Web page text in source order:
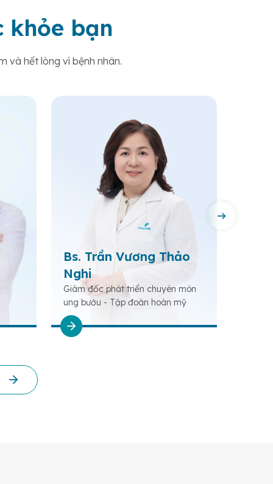
khỏe bạn
và hết lòng vì bệnh nhân.
Bs. Trần Vương Thảo
Nghi
Giám đốc phát triển chuyên môn
ung bướu - Tập đoàn hoàn mỹ